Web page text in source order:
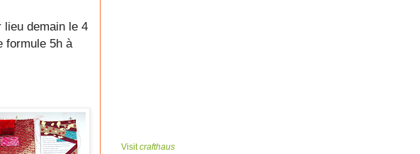
lieu demain le 4
formule 5h à
Visitcrafthaus